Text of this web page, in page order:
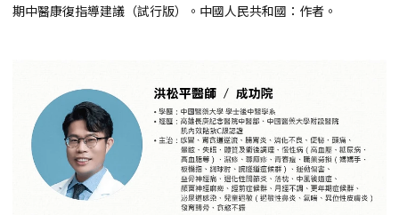
期中醫康復指導建議（試行版）。中國人民共和國：作者。